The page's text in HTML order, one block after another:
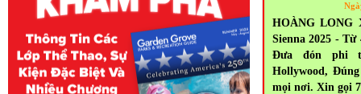
HOÀNG LONG
Sienna 2025 -
Đưa đón phi
Hollywood,
mọi nơi. Xin gọi